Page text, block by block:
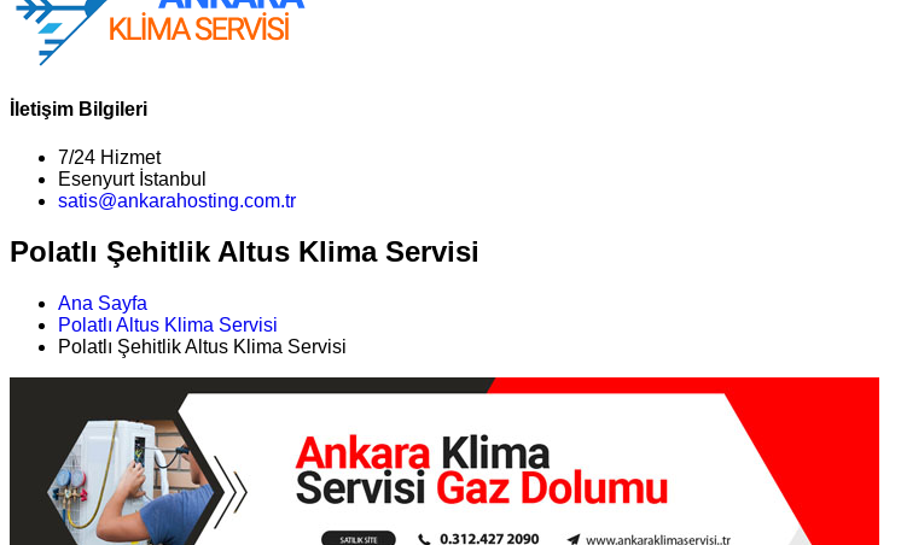
İletişim Bilgileri
7/24 Hizmet
Esenyurt İstanbul
satis@ankarahosting.com.tr
Polatlı Şehitlik Altus Klima Servisi
Ana Sayfa
Polatlı Altus Klima Servisi
Polatlı Şehitlik Altus Klima Servisi